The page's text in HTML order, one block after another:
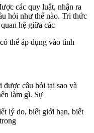
các quy luật, nhận ra
hỏi như thế nào. Tri thức
hệ giữa các
thể áp dụng vào tình
được câu hỏi tại sao và
làm gì. Sự
lý do, biết giới hạn, biết